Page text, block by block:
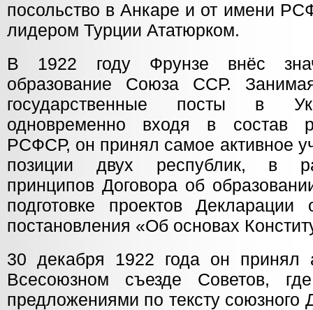
посольство в Анкаре и от имени
лидером Турции Ататюрком.
В 1922 году Фрунзе внёс
образование Союза ССР.
государственные посты в
одновременно входя в состав
РСФСР, он принял самое активное
позиции двух республик, в
принципов Договора об
подготовке проектов
постановления «Об основах
30 декабря 1922 года он принял
Всесоюзном съезде Советов,
предложениями по тексту союзного